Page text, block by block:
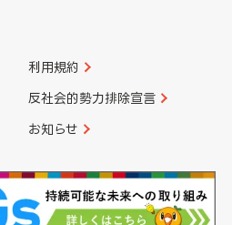
利用規約
反社会的勢力排除宣言
お知らせ